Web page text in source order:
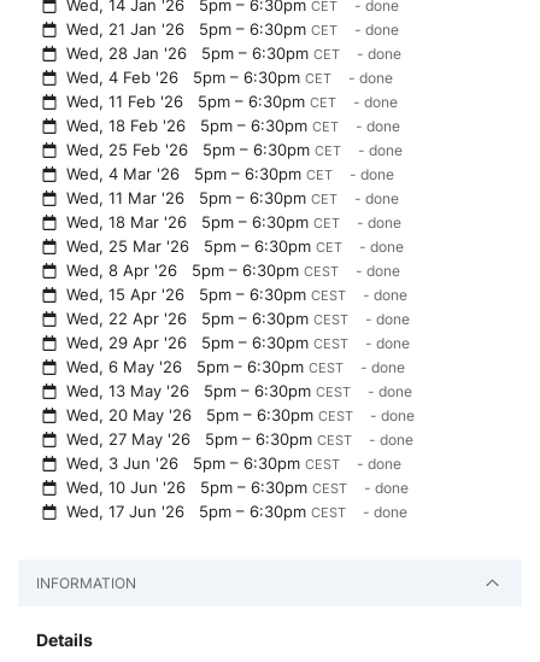
Wed, 14 Jan '26 5pm – 6:30pmCET - done
Wed, 21 Jan '26 5pm – 6:30pmCET - done
Wed, 28 Jan '26 5pm – 6:30pmCET - done
Wed, 4 Feb '26 5pm – 6:30pmCET - done
Wed, 11 Feb '26 5pm – 6:30pmCET - done
Wed, 18 Feb '26 5pm – 6:30pmCET - done
Wed, 25 Feb '26 5pm – 6:30pmCET - done
Wed, 4 Mar '26 5pm – 6:30pmCET - done
Wed, 11 Mar '26 5pm – 6:30pmCET - done
Wed, 18 Mar '26 5pm – 6:30pmCET - done
Wed, 25 Mar '26 5pm – 6:30pmCET - done
Wed, 8 Apr '26 5pm – 6:30pmCEST - done
Wed, 15 Apr '26 5pm – 6:30pmCEST - done
Wed, 22 Apr '26 5pm – 6:30pmCEST - done
Wed, 29 Apr '26 5pm – 6:30pmCEST - done
Wed, 6 May '26 5pm – 6:30pmCEST - done
Wed, 13 May '26 5pm – 6:30pmCEST - done
Wed, 20 May '26 5pm – 6:30pmCEST - done
Wed, 27 May '26 5pm – 6:30pmCEST - done
Wed, 3 Jun '26 5pm – 6:30pmCEST - done
Wed, 10 Jun '26 5pm – 6:30pmCEST - done
Wed, 17 Jun '26 5pm – 6:30pmCEST - done
INFORMATION
Details